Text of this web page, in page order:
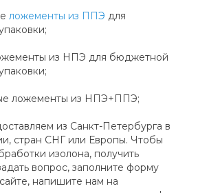
ложементы из ППЭ для
из НПЭ для бюджетной
ложементы из НПЭ+ППЭ;
из Санкт-Петербурга в
стран СНГ или Европы. Чтобы
изолона, получить
вопрос, заполните форму
напишите нам на